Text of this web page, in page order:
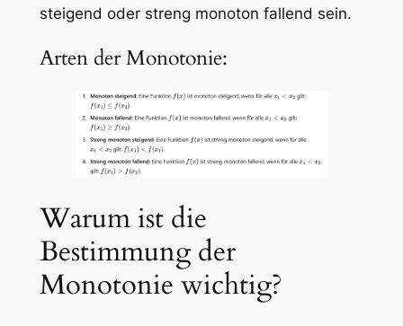
steigend oder streng monoton fallend sein.
Arten der Monotonie:
Warum ist die
Bestimmung der
Monotonie wichtig?